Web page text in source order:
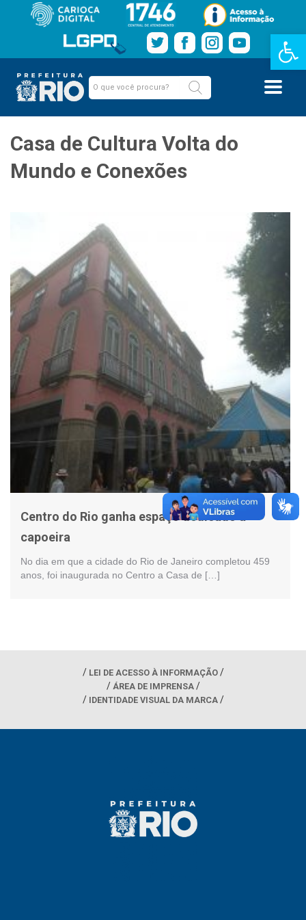
Barra de
Casa de Cultura Volta do
Mundo e Conexões
Centro do Rio ganha espaço dedicado à
capoeira
No dia em que a cidade do Rio de Janeiro completou 459
anos, foi inaugurada no Centro a Casa de […]
LEI DE ACESSO À INFORMAÇÃO
ÁREA DE IMPRENSA
IDENTIDADE VISUAL DA MARCA